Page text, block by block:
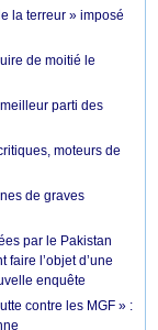
la terreur » imposé
de moitié le
parti des
moteurs de
de graves
par le Pakistan
l’objet d’une
enquête
contre les MGF » :